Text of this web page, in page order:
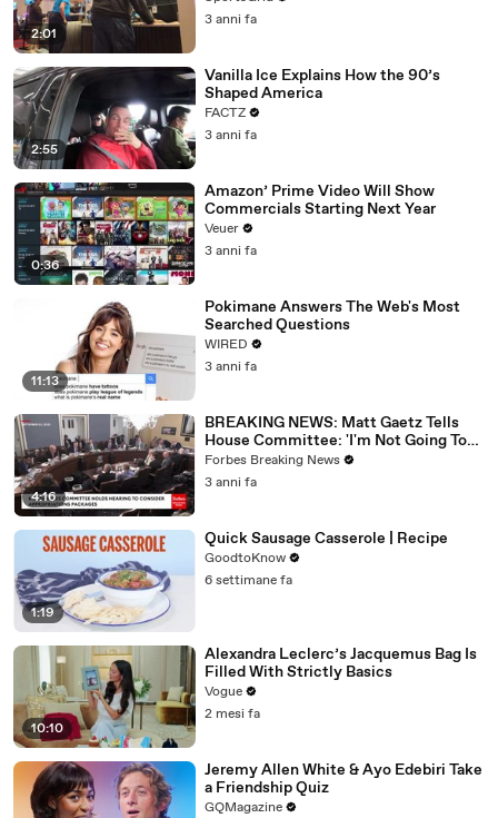
2:01
3 anni fa
2:55
Vanilla Ice Explains How the 90’s
Shaped America
FACTZ
3 anni fa
0:36
Amazon’ Prime Video Will Show
Commercials Starting Next Year
Veuer
3 anni fa
11:13
Pokimane Answers The Web's Most
Searched Questions
WIRED
3 anni fa
4:16
BREAKING NEWS: Matt Gaetz Tells
House Committee: 'I'm Not Going To
Vote For A Continuing Resolution'
Forbes Breaking News
3 anni fa
1:19
Quick Sausage Casserole | Recipe
GoodtoKnow
6 settimane fa
10:10
Alexandra Leclerc’s Jacquemus Bag Is
Filled With Strictly Basics
Vogue
2 mesi fa
Jeremy Allen White & Ayo Edebiri Take
a Friendship Quiz
GQMagazine